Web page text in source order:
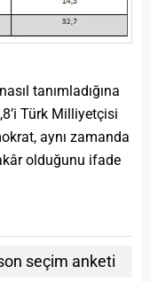
tanımladığına
Türk Milliyetçisi
aynı zamanda
olduğunu ifade
seçim anketi